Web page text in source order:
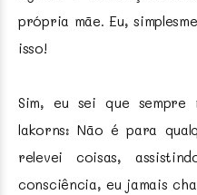
própria mãe. Eu,
isso!
Sim, eu sei que
lakorns: Não é para
relevei coisas,
consciência, eu jamais